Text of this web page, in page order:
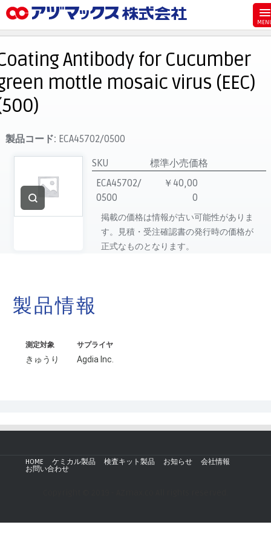
お気に入り
お買い物カゴ
ご注文
マイページ
主要取扱ブランド
代理店一覧
製品検索
見積発行
Antibody for Cucumber
mottle mosaic virus (EEC)
製品コード: ECA45702/0500
SKU
標準小売価格
ECA45702/
0500
￥40,00
0
掲載の価格は情報が古い可能性がありま
す。見積・受注確認書の発行時の価格が
正式なものとなります。
製品情報
測定対象
きゅうり
サプライヤ
Agdia Inc.
HOME ケミカル製品 検査キット製品 お知らせ
会社情報
お問い合わせ